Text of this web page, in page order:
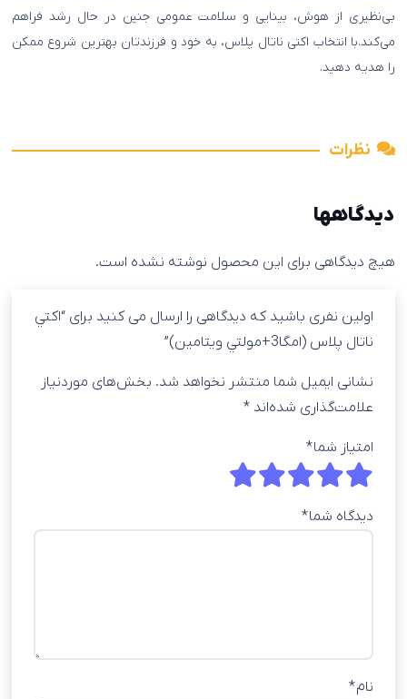
بی‌نظیری از هوش، بینایی و سلامت عمومی جنین در حال رشد فراهم
می‌کند.با انتخاب اکتی ناتال پلاس، به خود و فرزندتان بهترین شروع ممکن
را هدیه دهید.
نظرات
دیدگاهها
هیچ دیدگاهی برای این محصول نوشته نشده است.
اولین نفری باشید که دیدگاهی را ارسال می کنید برای “اکتي
ناتال پلاس (امگا3+مولتي ويتامين)”
نشانی ایمیل شما منتشر نخواهد شد. بخش‌های موردنیاز
علامت‌گذاری شده‌اند *
امتیاز شما*
دیدگاه شما*
نام*